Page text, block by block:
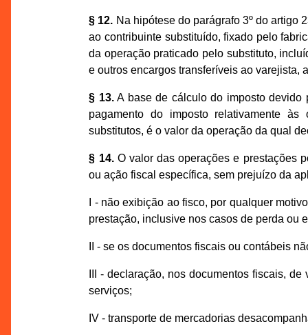
§ 12. Na hipótese do parágrafo 3º do artigo
ao contribuinte substituído, fixado pelo
da operação praticado pelo substituto,
e outros encargos transferíveis ao varejista,
§ 13.A base de cálculo do imposto devido
pagamento do imposto relativamente
substitutos, é o valor da operação da qual
§ 14.O valor das operações e prestações
ou ação fiscal específica, sem prejuízo da
I - não exibição ao fisco, por qualquer
prestação, inclusive nos casos de perda ou
II - se os documentos fiscais ou contábeis
III - declaração, nos documentos fiscais,
serviços;
IV - transporte de mercadorias